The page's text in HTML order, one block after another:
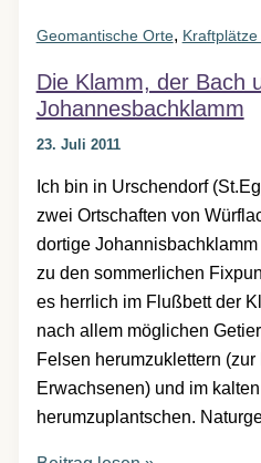
Geomantische Orte,
Die Klamm, der Bach
Johannesbachklamm
23. Juli 2011
Ich bin in Urschendorf
zwei Ortschaften von
dortige
zu den sommerlichen
es herrlich im Flußbett der
nach allem möglichen
Felsen herumzuklettern
Erwachsenen) und im
herumzuplantschen.